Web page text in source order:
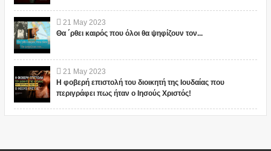
21 May 2023
Θα ΄ρθει καιρός που όλοι θα ψηφίζουν τον...
21 May 2023
Η φοβερή επιστολή του διοικητή της Ιουδαίας που
περιγράφει πως ήταν ο Ιησούς Χριστός!